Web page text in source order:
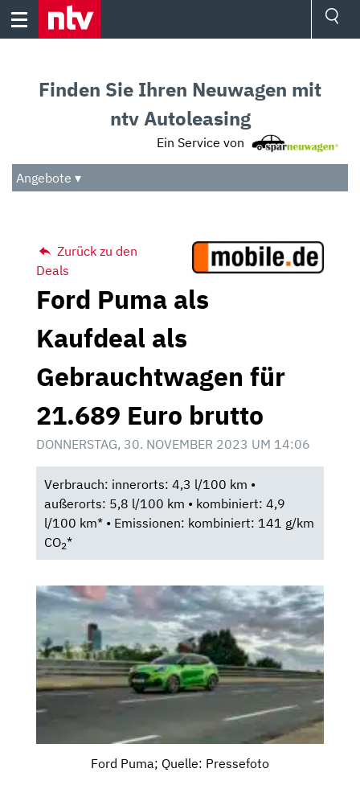
Skip
Audio
Das Beste
Finden Sie Ihren Neuwagen mit
ntv Autoleasing
Ein Service von
Angebote ▾
Zurück zu den
Deals
Ford Puma als
Kaufdeal als
Gebrauchtwagen für
21.689 Euro brutto
DONNERSTAG, 30. NOVEMBER 2023 UM 14:06
Verbrauch: innerorts: 4,3 l/100 km •
außerorts: 5,8 l/100 km • kombiniert: 4,9
l/100 km* • Emissionen: kombiniert: 141 g/km
CO2*
Ford Puma; Quelle: Pressefoto